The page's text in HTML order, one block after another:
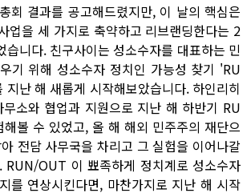
회 결과를 공고해드렸지만, 이 날의 핵심은
업을 세 가지로 축약하고 리브랜딩한다는 2
니다. 친구사이는 성소수자를 대표하는 민
기 위해 성소수자 정치인 가능성 찾기 'RU
난 해 새롭게 시작해보았습니다. 하인리히
소와 협업과 지원으로 지난 해 하반기 RU
볼 수 있었고, 올 해 해외 민주주의 재단으
전담 사무국을 차리고 그 실험을 이어나갈
RUN/OUT 이 뾰족하게 정치계로 성소수자
를 연상시킨다면, 마찬가지로 지난 해 시작